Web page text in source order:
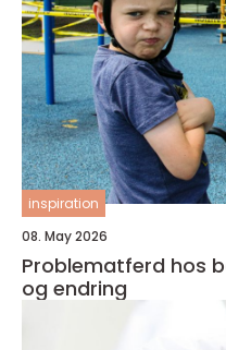
inspiration
08. May 2026
Problematferd hos barn
og endring